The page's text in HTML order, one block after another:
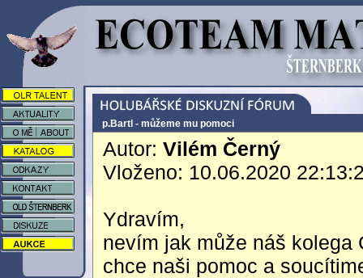
p.Bartl - můžeme mu pomoci
Autor: Vilém Černý
Vloženo: 10.06.2020
Ydravím,
nevím jak může náš kolega
chce naši pomoc a